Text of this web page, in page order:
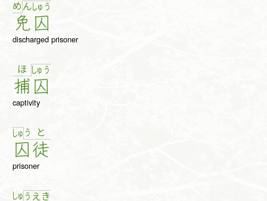
め ん
免
しゅ う
囚
discharged prisoner
ほ
捕
しゅ う
囚
captivity
しゅ う
囚
と
徒
prisoner
しゅ う え き